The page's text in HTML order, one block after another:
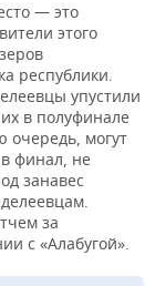
— это
этого
республики.
упустили
в полуфинале
очередь, могут
финал, не
занавес
за
с «Алабугой».